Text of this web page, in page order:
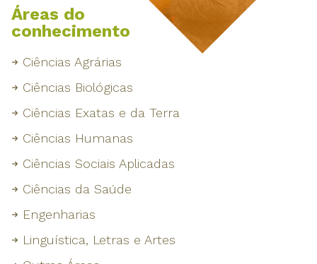
Áreas do
conhecimento
Ciências Agrárias
Ciências Biológicas
Ciências Exatas e da Terra
Ciências Humanas
Ciências Sociais Aplicadas
Ciências da Saúde
Engenharias
Linguística, Letras e Artes